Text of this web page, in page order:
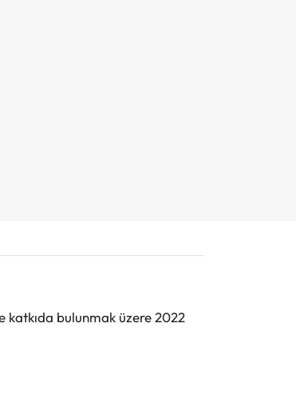
katkıda bulunmak üzere 2022